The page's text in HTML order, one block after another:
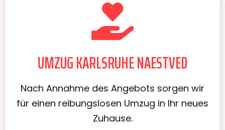
UMZUG KARLSRUHE NAESTVED
Nach Annahme des Angebots sorgen wir
für einen reibungslosen Umzug in Ihr neues
Zuhause.